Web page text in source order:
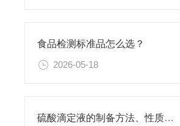
食品检测标准品怎么选？
2026-05-18
硫酸滴定液的制备方法、性质、使用注意事项以及应用领域